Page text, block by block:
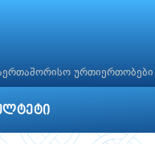
ურთიერთობები